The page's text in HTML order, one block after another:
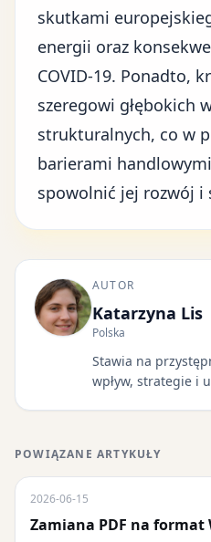
skutkami
energii oraz
COVID-19. Ponadto,
szeregowi głębokich
strukturalnych, co w
barierami
spowolnić jej rozwój i
AUTOR
Katarzyna Lis
Polska
Stawia na
wpływ, strategie i
POWIĄZANE ARTYKUŁY
2026-06-15
Zamiana PDF na format